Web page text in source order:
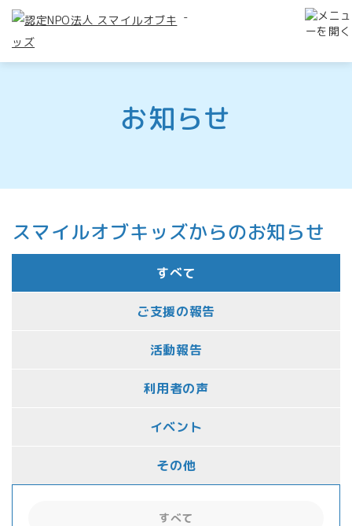
-
お知らせ
スマイルオブキッズからのお知らせ
すべて
ご支援の報告
活動報告
利用者の声
イベント
その他
すべて